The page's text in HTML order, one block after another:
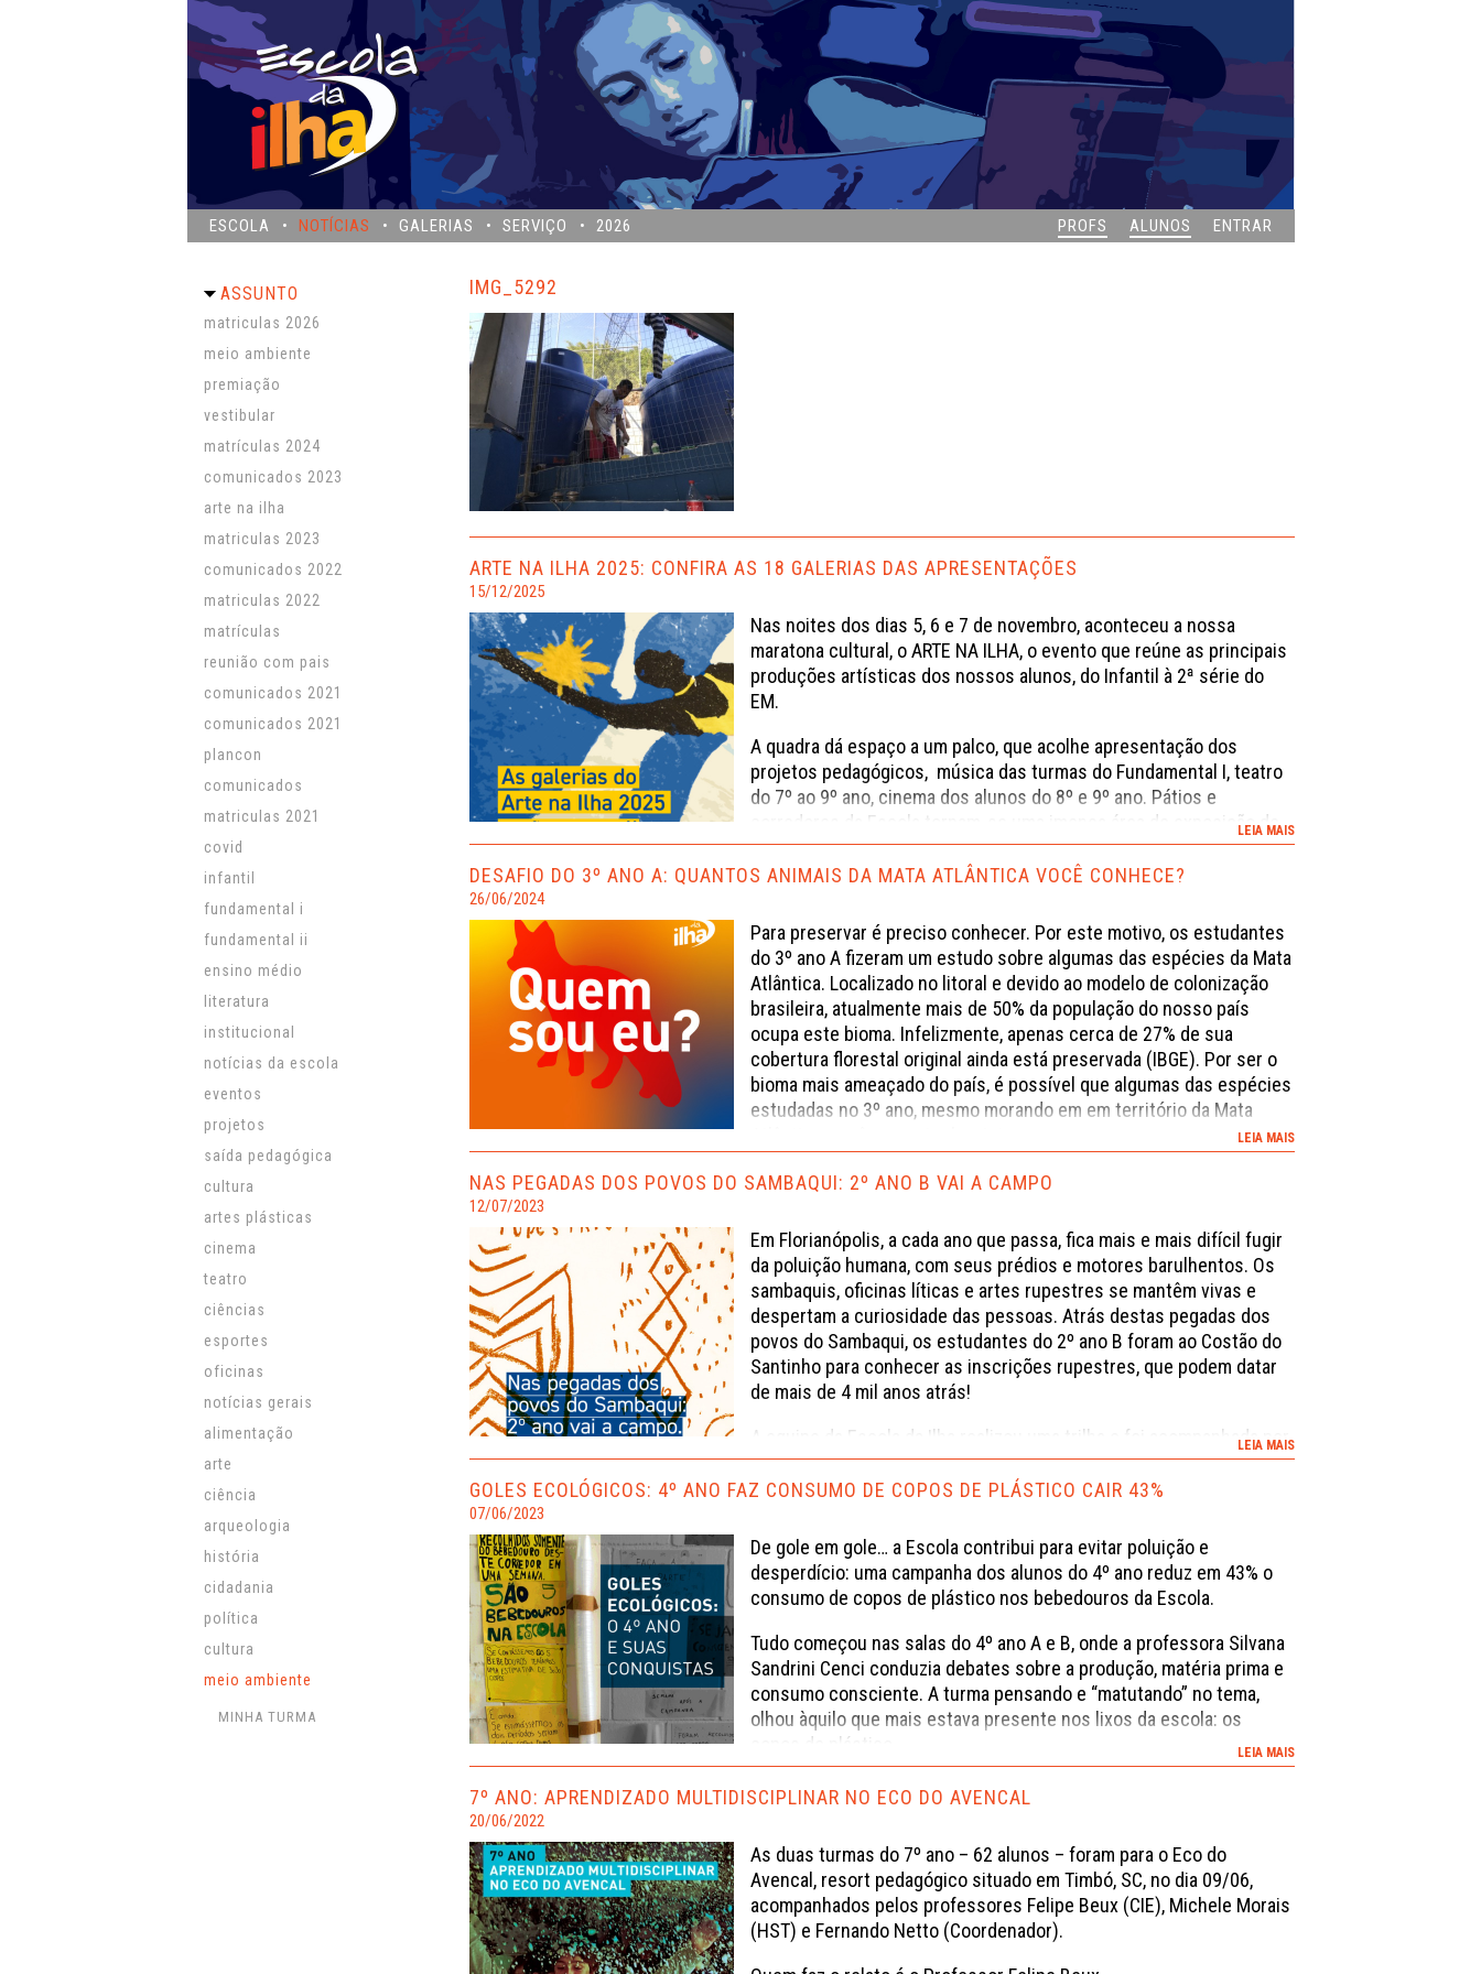
ENTRAR
ALUNOS
PROFS
ESCOLA NOTÍCIAS GALERIAS SERVIÇO 2026
IMG_5292
ARTE NA ILHA 2025: CONFIRA AS 18 GALERIAS DAS APRESENTAÇÕES
15/12/2025
Nas noites dos dias 5, 6 e 7 de novembro, aconteceu a nossa
maratona cultural, o ARTE NA ILHA, o evento que reúne as principais
produções artísticas dos nossos alunos, do Infantil à 2ª série do
EM.
A quadra dá espaço a um palco, que acolhe apresentação dos
projetos pedagógicos, música das turmas do Fundamental I, teatro
do 7º ao 9º ano, cinema dos alunos do 8º e 9º ano. Pátios e
corredores da Escola tornam-se uma imensa área de exposição de
artes visuais. Seja no palco ou nos corredores, serão apresentadas
criações artísticas e seus projetos pedagógicos.
apresentação do Arte na Ilha 2025
LEIA MAIS
DESAFIO DO 3º ANO A: QUANTOS ANIMAIS DA MATA ATLÂNTICA VOCÊ CONHECE?
26/06/2024
Para preservar é preciso conhecer. Por este motivo, os estudantes
do 3º ano A fizeram um estudo sobre algumas das espécies da Mata
Atlântica. Localizado no litoral e devido ao modelo de colonização
brasileira, atualmente mais de 50% da população do nosso país
ocupa este bioma. Infelizmente, apenas cerca de 27% de sua
cobertura florestal original ainda está preservada (IBGE). Por ser o
bioma mais ameaçado do país, é possível que algumas das espécies
estudadas no 3º ano, mesmo morando em em território da Mata
A seguir, temos algumas das características destes animais
respostas de quem são eles, vamos ver quantas espécies você
conhece?
LEIA MAIS
NAS PEGADAS DOS POVOS DO SAMBAQUI: 2º ANO B VAI A CAMPO
12/07/2023
Em Florianópolis, a cada ano que passa, fica mais e mais difícil fugir
da poluição humana, com seus prédios e motores barulhentos. Os
sambaquis, oficinas líticas e artes rupestres se mantêm vivas e
despertam a curiosidade das pessoas. Atrás destas pegadas dos
povos do Sambaqui, os estudantes do 2º ano B foram ao Costão do
Santinho para conhecer as inscrições rupestres, que podem datar
de mais de 4 mil anos atrás!
A equipe da Escola da Ilha realizou uma trilha e foi acompanhada por
um guia. Os estudantes Maria Martins Ozorio e Martín Iser Campos
relatam um pouco das descobertas desta aventura. Senta, que lá
LEIA MAIS
GOLES ECOLÓGICOS: 4º ANO FAZ CONSUMO DE COPOS DE PLÁSTICO CAIR 43%
07/06/2023
De gole em gole… a Escola contribui para evitar poluição e
desperdício: uma campanha dos alunos do 4º ano reduz em 43% o
consumo de copos de plástico nos bebedouros da Escola.
Tudo começou nas salas do 4º ano A e B, onde a professora Silvana
Sandrini Cenci conduzia debates sobre a produção, matéria prima e
consumo consciente. A turma pensando e “matutando” no tema,
olhou àquilo que mais estava presente nos lixos da escola: os
copos de plástico.
A professora Silvana explica que a inquietação na sala foi geral.
de coleta, juntamos tudo e contamos 606 copos.” Depois de uma
campanha por toda a Escola e em todas as salas, os alunos
obtiveram esta redução no consumo de copos e, portanto, na
poluição e no desperdício.
LEIA MAIS
7º ANO: APRENDIZADO MULTIDISCIPLINAR NO ECO DO AVENCAL
20/06/2022
As duas turmas do 7º ano – 62 alunos – foram para o Eco do
Avencal, resort pedagógico situado em Timbó, SC, no dia 09/06,
acompanhados pelos professores Felipe Beux (CIE), Michele Morais
(HST) e Fernando Netto (Coordenador).
ASSUNTO
matriculas 2026
meio ambiente
premiação
vestibular
matrículas 2024
comunicados 2023
arte na ilha
matriculas 2023
comunicados 2022
matriculas 2022
matrículas
reunião com pais
comunicados 2021
comunicados 2021
plancon
comunicados
matriculas 2021
covid
infantil
fundamental i
fundamental ii
ensino médio
literatura
institucional
notícias da escola
eventos
projetos
saída pedagógica
cultura
artes plásticas
cinema
teatro
ciências
esportes
oficinas
notícias gerais
alimentação
arte
ciência
arqueologia
história
cidadania
política
cultura
meio ambiente
MINHA TURMA